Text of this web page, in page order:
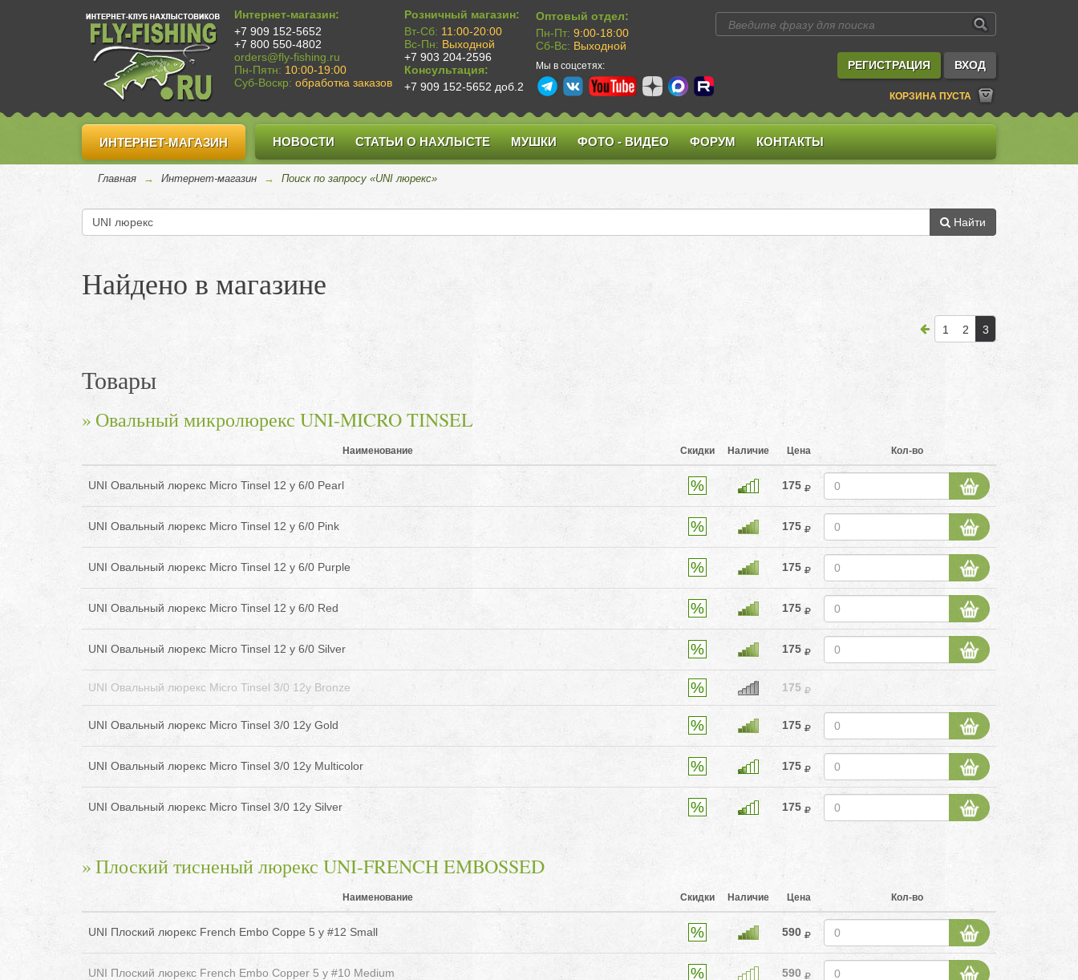
Интернет-магазин:
+7 909 152-5652
+7 800 550-4802
orders@fly-fishing.ru
Пн-Пятн: 10:00-19:00
Суб-Воскр: обработка заказов
Розничный магазин:
Вт-Сб: 11:00-20:00
Вс-Пн: Выходной
+7 903 204-2596
Консультация:
+7 909 152-5652 доб.2
Оптовый отдел:
Пн-Пт: 9:00-18:00
Сб-Вс: Выходной
Мы в соцсетях: РЕГИСТРАЦИЯ ВХОД
КОРЗИНА ПУСТА
ИНТЕРНЕТ-МАГАЗИН НОВОСТИ СТАТЬИ О НАХЛЫСТЕ МУШКИ ФОТО - ВИДЕО ФОРУМ КОНТАКТЫ
Главная → Интернет-магазин → Поиск по запросу «UNI люрекс»
Найти
Найдено в магазине
1 2 3
Товары
Овальный микролюрекс UNI-MICRO TINSEL
Наименование Скидки Наличие Цена Кол-во
UNI Овальный люрекс Micro Tinsel 12 y 6/0 Pearl 175
UNI Овальный люрекс Micro Tinsel 12 y 6/0 Pink 175
UNI Овальный люрекс Micro Tinsel 12 y 6/0 Purple 175
UNI Овальный люрекс Micro Tinsel 12 y 6/0 Red 175
UNI Овальный люрекс Micro Tinsel 12 y 6/0 Silver 175
UNI Овальный люрекс Micro Tinsel 3/0 12y Bronze 175
UNI Овальный люрекс Micro Tinsel 3/0 12y Gold 175
UNI Овальный люрекс Micro Tinsel 3/0 12y Multicolor 175
UNI Овальный люрекс Micro Tinsel 3/0 12y Silver 175
Плоский тисненый люрекс UNI-FRENCH EMBOSSED
Наименование Скидки Наличие Цена Кол-во
UNI Плоский люрекс French Embo Coppe 5 y #12 Small 590
UNI Плоский люрекс French Embo Copper 5 y #10 Medium 590